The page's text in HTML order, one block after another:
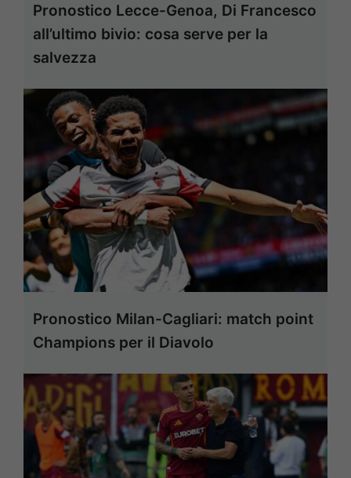
Pronostico Lecce-Genoa, Di Francesco
all’ultimo bivio: cosa serve per la
salvezza
Pronostico Milan-Cagliari: match point
Champions per il Diavolo